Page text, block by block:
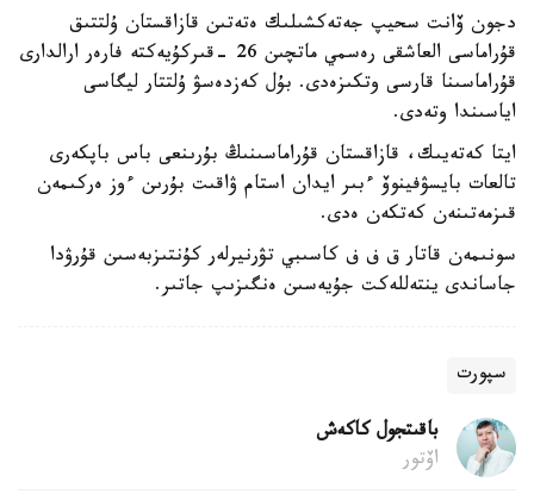
دجون ۆانت سحيپ جەتەكشىلىك ەتەتىن قازاقستان ۇلتتىق
قۇراماسى العاشقى رەسمي ماتچىن 26 -قىركۇيەكتە فارەر ارالدارى
قۇراماسىنا قارسى وتكىزەدى. بۇل كەزدەسۋ ۇلتتار ليگاسى
اياسىندا وتەدى.
ايتا كەتەيىك، قازاقستان قۇراماسىنىڭ بۇرىنعى باس باپكەرى
تالعات بايسۋفينوۆ ءبىر ايدان استام ۋاقىت بۇرىن ءوز ەركىمەن
قىزمەتىنەن كەتكەن ەدى.
سونىمەن قاتار ق ف ف كاسىبي تۋرنيرلەر كۇنتىزبەسىن قۇرۋدا
جاساندى ينتەللەكت جۇيەسىن ەنگىزىپ جاتىر.
سپورت
باقىتجول كاكەش
اۆتور